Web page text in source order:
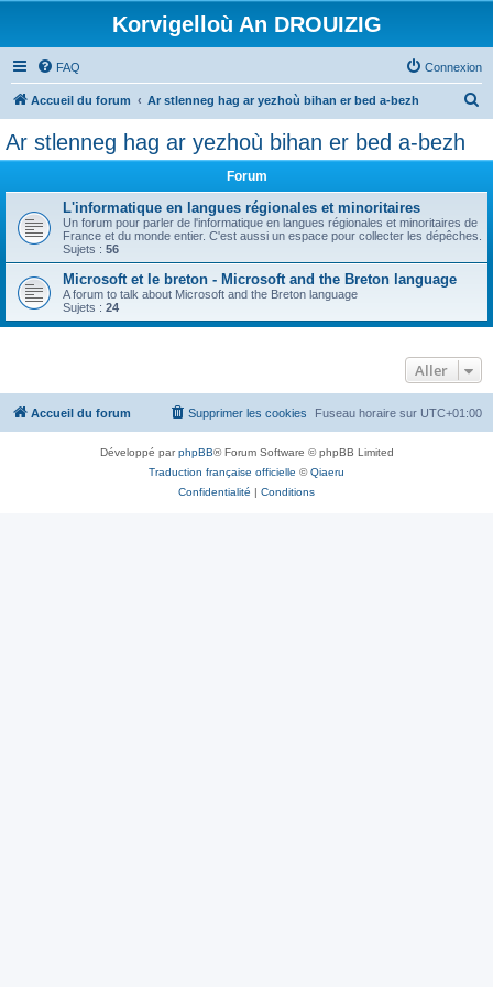
Korvigelloù An DROUIZIG
FAQ Connexion
Accueil du forum Ar stlenneg hag ar yezhoù bihan er bed a-bezh
Ar stlenneg hag ar yezhoù bihan er bed a-bezh
Forum
L'informatique en langues régionales et minoritaires
Un forum pour parler de l'informatique en langues régionales et minoritaires de
France et du monde entier. C'est aussi un espace pour collecter les dépêches.
Sujets : 56
Microsoft et le breton - Microsoft and the Breton language
A forum to talk about Microsoft and the Breton language
Sujets : 24
Aller
Accueil du forum Fuseau horaire sur UTC+01:00
Supprimer les cookies
Développé parphpBB® Forum Software © phpBB Limited
Traduction française officielle ©Qiaeru
Confidentialité | Conditions